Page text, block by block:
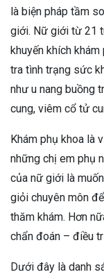
là biện pháp tầm
giới. Nữ giới từ 21
khuyến khích
tra tình trạng sức
như u nang buồng
cung, viêm cổ tử
Khám phụ khoa là
những chị em phụ
của nữ giới là
giỏi chuyên môn
thăm khám. Hơn
chẩn đoán – điều
Dưới đây là danh